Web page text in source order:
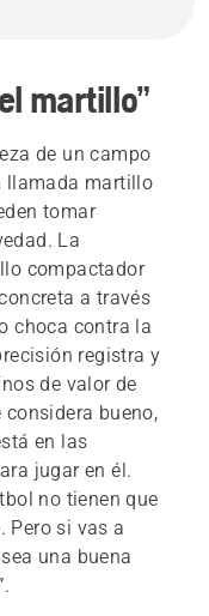
martillo”
de un campo
llamada martillo
tomar
La
compactador
a través
choca contra la
registra y
de valor de
considera bueno,
en las
jugar en él.
no tienen que
Pero si vas a
una buena